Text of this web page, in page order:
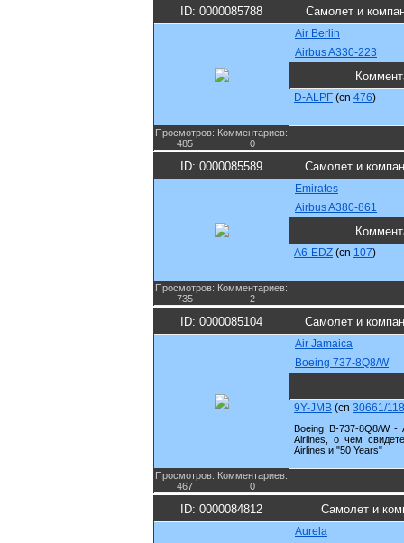
ID: 0000085788 Самолет и
Air Berlin
Airbus A330-223
D-ALPF (cn 476)
Просмотров:
485
Комментариев:
0
ID: 0000085589 Самолет и
Emirates
Airbus A380-861
A6-EDZ (cn 107)
Просмотров:
735
Комментариев:
2
ID: 0000085104 Самолет и
Air Jamaica
Boeing 737-8Q8/W
9Y-JMB (cn 30661/
Boeing B-737-8Q8/W -
Airlines, о чем
Airlines и "50 Years"
Просмотров:
467
Комментариев:
0
ID: 0000084812 Самолет и
Aurela